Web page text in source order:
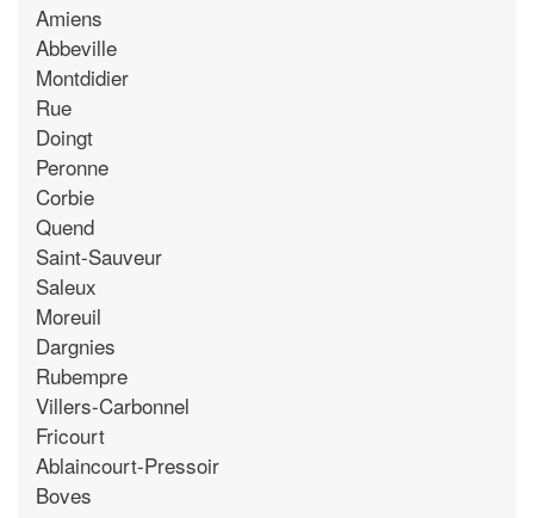
Amiens
Abbeville
Montdidier
Rue
Doingt
Peronne
Corbie
Quend
Saint-Sauveur
Saleux
Moreuil
Dargnies
Rubempre
Villers-Carbonnel
Fricourt
Ablaincourt-Pressoir
Boves